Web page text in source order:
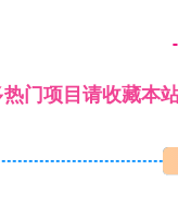
门项目请收藏本站